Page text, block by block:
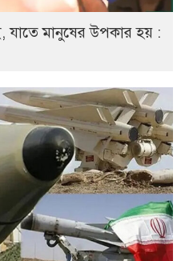
মানুষের উপকার হয় :